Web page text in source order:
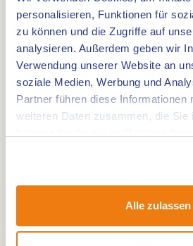
personalisieren, Funktionen für
zu können und die Zugriffe auf
analysieren. Außerdem geben wir
Verwendung unserer Website an
soziale Medien, Werbung und
Partner führen diese Informationen
weiteren Daten zusammen, die Sie
Alle zulassen
Römischen Brücke und der
Eine wunderschöne Strecke
Kultur.
Zeige deine Liebe: